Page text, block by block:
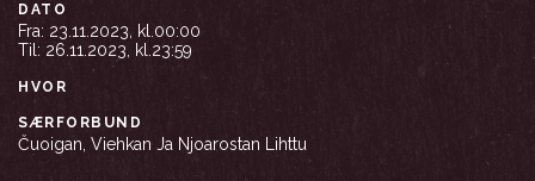
DATO
Fra: 23.11.2023, kl.00:00
Til: 26.11.2023, kl.23:59
HVOR
SÆRFORBUND
Čuoigan, Viehkan Ja Njoarostan Lihttu